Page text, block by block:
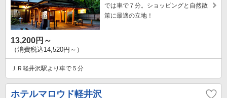
では車で７分。ショッピングと自然散
策に最適の立地！
13,200円～
（消費税込14,520円～）
ＪＲ軽井沢駅より車で５分
ホテルマロウド軽井沢